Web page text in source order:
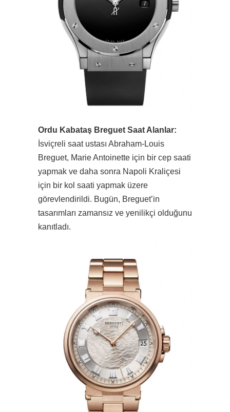
Ordu Kabataş Breguet Saat Alanlar:
İsviçreli saat ustası Abraham-Louis
Breguet, Marie Antoinette için bir cep saati
yapmak ve daha sonra Napoli Kraliçesi
için bir kol saati yapmak üzere
görevlendirildi. Bugün, Breguet’in
tasarımları zamansız ve yenilikçi olduğunu
kanıtladı.